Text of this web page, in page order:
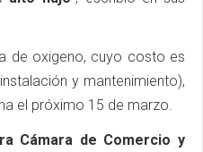
de oxigeno, cuyo costo es
y mantenimiento),
el próximo 15 de marzo.
Cámara de Comercio y